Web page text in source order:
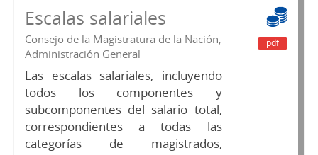
Escalas salariales
Consejo de la Magistratura de la Nación,
Administración General
Las escalas salariales, incluyendo
todos los componentes y
subcomponentes del salario total,
correspondientes a todas las
categorías de magistrados,
pdf